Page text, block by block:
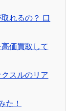
れるの？ 口
価買取して
スルのリア
た！